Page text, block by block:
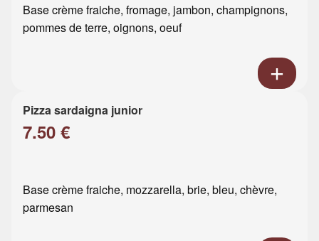
Base crème fraiche, fromage, jambon, champignons,
pommes de terre, oignons, oeuf
Pizza sardaigna junior
7.50 €
Base crème fraiche, mozzarella, brie, bleu, chèvre,
parmesan